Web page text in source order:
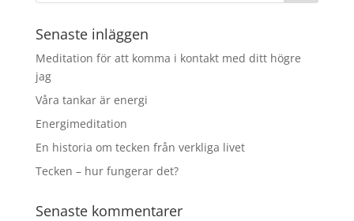
Senaste inläggen
Meditation för att komma i kontakt med ditt högre
jag
Våra tankar är energi
Energimeditation
En historia om tecken från verkliga livet
Tecken – hur fungerar det?
Senaste kommentarer